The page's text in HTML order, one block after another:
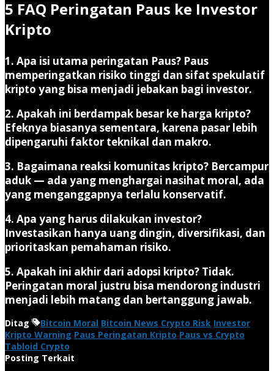
5 FAQ Peringatan Paus ke Investor
Kripto
1. Apa isi utama peringatan Paus? Paus
memperingatkan risiko tinggi dan sifat spekulatif
kripto yang bisa menjadi jebakan bagi investor.
2. Apakah ini berdampak besar ke harga kripto?
Efeknya biasanya sementara, karena pasar lebih
dipengaruhi faktor teknikal dan makro.
3. Bagaimana reaksi komunitas kripto? Bercampur
aduk — ada yang menghargai nasihat moral, ada
yang menganggapnya terlalu konservatif.
4. Apa yang harus dilakukan investor?
Investasikan hanya uang dingin, diversifikasi, dan
prioritaskan pemahaman risiko.
5. Apakah ini akhir dari adopsi kripto? Tidak.
Peringatan moral justru bisa mendorong industri
menjadi lebih matang dan bertanggung jawab.
Ditag Bitcoin Moral Bitcoin News Crypto Risk Investor
Kripto Warning Paus Peringatan Kripto Paus vs Crypto
Tabloid Crypto
Posting Terkait